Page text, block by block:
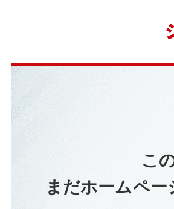
こ
まだホームペー